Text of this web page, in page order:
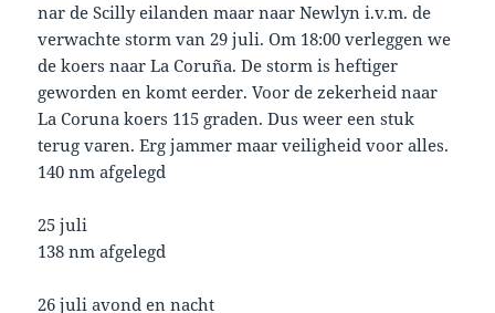
nar de Scilly eilanden maar naar Newlyn i.v.m. de
verwachte storm van 29 juli. Om 18:00 verleggen we
de koers naar La Coruña. De storm is heftiger
geworden en komt eerder. Voor de zekerheid naar
La Coruna koers 115 graden. Dus weer een stuk
terug varen. Erg jammer maar veiligheid voor alles.
140 nm afgelegd
25 juli
138 nm afgelegd
26 juli avond en nacht